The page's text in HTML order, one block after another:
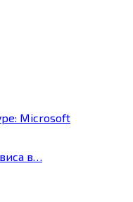
Microsoft
в…